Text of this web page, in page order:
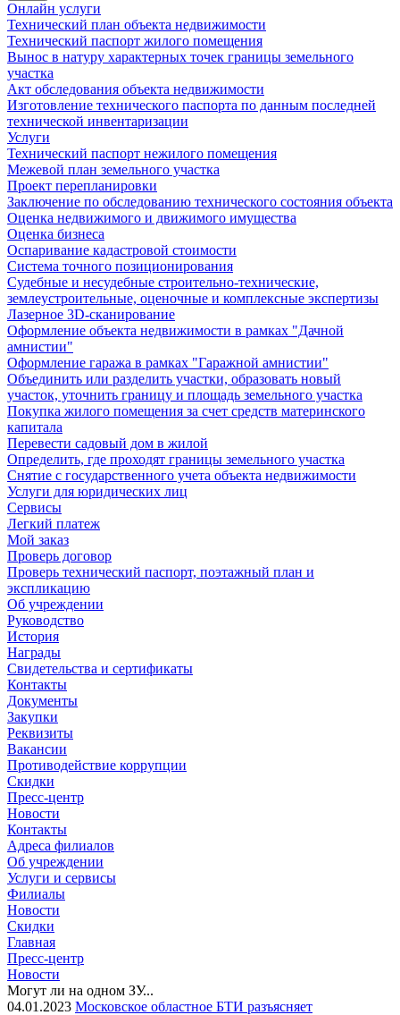
Онлайн услуги
Технический план объекта недвижимости
Технический паспорт жилого помещения
Вынос в натуру характерных точек границы земельного
участка
Акт обследования объекта недвижимости
Изготовление технического паспорта по данным последней
технической инвентаризации
Услуги
Технический паспорт нежилого помещения
Межевой план земельного участка
Проект перепланировки
Заключение по обследованию технического состояния объекта
Оценка недвижимого и движимого имущества
Оценка бизнеса
Оспаривание кадастровой стоимости
Система точного позиционирования
Судебные и несудебные строительно-технические,
землеустроительные, оценочные и комплексные экспертизы
Лазерное 3D-сканирование
Оформление объекта недвижимости в рамках "Дачной
амнистии"
Оформление гаража в рамках "Гаражной амнистии"
Объединить или разделить участки, образовать новый
участок, уточнить границу и площадь земельного участка
Покупка жилого помещения за счет средств материнского
капитала
Перевести садовый дом в жилой
Определить, где проходят границы земельного участка
Снятие с государственного учета объекта недвижимости
Услуги для юридических лиц
Сервисы
Легкий платеж
Мой заказ
Проверь договор
Проверь технический паспорт, поэтажный план и
экспликацию
Об учреждении
Руководство
История
Награды
Свидетельства и сертификаты
Контакты
Документы
Закупки
Реквизиты
Вакансии
Противодействие коррупции
Скидки
Пресс-центр
Новости
Контакты
Адреса филиалов
Об учреждении
Услуги и сервисы
Филиалы
Новости
Скидки
Главная
Пресс-центр
Новости
Могут ли на одном ЗУ...
04.01.2023 Московское областное БТИ разъясняет